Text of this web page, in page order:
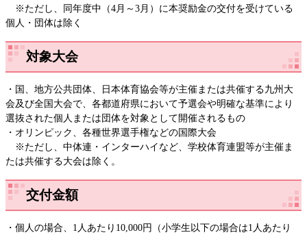
※ただし、同年度中（4月～3月）に本奨励金の交付を受けている
個人・団体は除く
対象大会
・国、地方公共団体、日本体育協会等が主催または共催する九州大
会及び全国大会で、各都道府県において予選会や明確な基準により
選抜された個人または団体を対象として開催されるもの
・オリンピック、各種世界選手権などの国際大会
※ただし、中体連・インターハイなど、学校体育連盟等が主催ま
たは共催する大会は除く。
交付金額
・個人の場合、1人あたり10,000円（小学生以下の場合は1人あたり